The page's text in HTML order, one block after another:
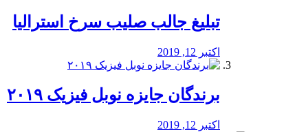
تبلیغ جالب صلیب سرخ استرالیا
اکتبر 12, 2019
برندگان جایزه نوبل فیزیک ۲۰۱۹
اکتبر 12, 2019